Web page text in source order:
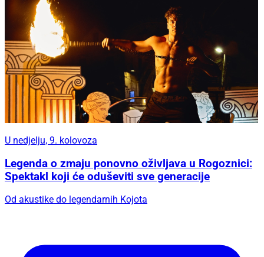
U nedjelju, 9. kolovoza
Legenda o zmaju ponovno oživljava u Rogoznici:
Spektakl koji će oduševiti sve generacije
Od akustike do legendarnih Kojota